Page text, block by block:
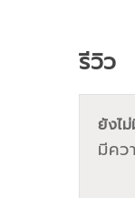
รีวิว
ยังไ
มีคว